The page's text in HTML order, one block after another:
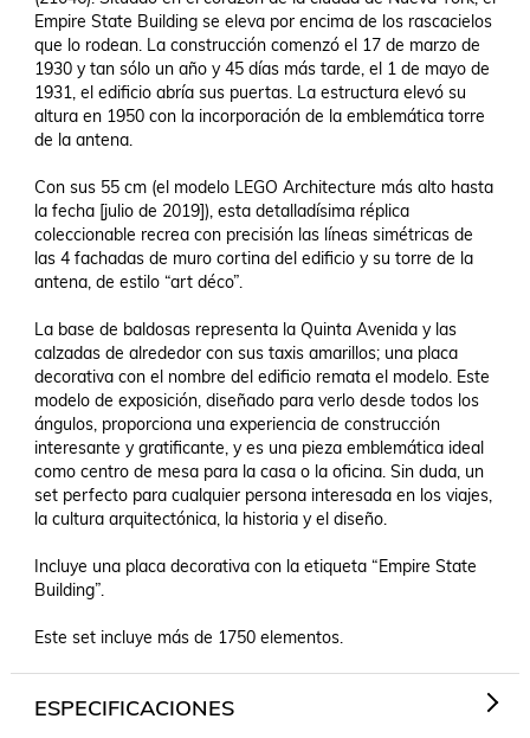
Empire State Building se eleva por encima de los rascacielos
que lo rodean. La construcción comenzó el 17 de marzo de
1930 y tan sólo un año y 45 días más tarde, el 1 de mayo de
1931, el edificio abría sus puertas. La estructura elevó su
altura en 1950 con la incorporación de la emblemática torre
de la antena.
Con sus 55 cm (el modelo LEGO Architecture más alto hasta
la fecha [julio de 2019]), esta detalladísima réplica
coleccionable recrea con precisión las líneas simétricas de
las 4 fachadas de muro cortina del edificio y su torre de la
antena, de estilo “art déco”.
La base de baldosas representa la Quinta Avenida y las
calzadas de alrededor con sus taxis amarillos; una placa
decorativa con el nombre del edificio remata el modelo. Este
modelo de exposición, diseñado para verlo desde todos los
ángulos, proporciona una experiencia de construcción
interesante y gratificante, y es una pieza emblemática ideal
como centro de mesa para la casa o la oficina. Sin duda, un
set perfecto para cualquier persona interesada en los viajes,
la cultura arquitectónica, la historia y el diseño.
Incluye una placa decorativa con la etiqueta “Empire State
Building”.
Este set incluye más de 1750 elementos.
ESPECIFICACIONES